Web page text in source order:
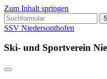
Zum Inhalt springen
Suchen
nach:
SSV Niedersonthofen
Ski- und Sportverein